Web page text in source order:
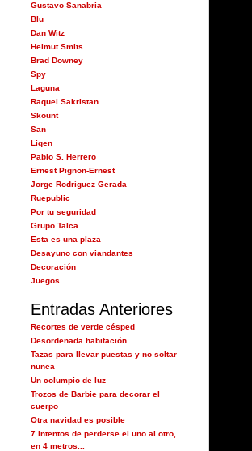
Gustavo Sanabria
Blu
Dan Witz
Helmut Smits
Brad Downey
Spy
Laguna
Raquel Sakristan
Skount
San
Liqen
Pablo S. Herrero
Ernest Pignon-Ernest
Jorge Rodríguez Gerada
Ruepublic
Por tu seguridad
Grupo Talca
Esta es una plaza
Desayuno con viandantes
Decoración
Juegos
Entradas Anteriores
Recortes de verde césped
Desordenada habitación
Tazas para llevar puestas y no soltar
nunca
Un columpio de luz
Trozos de Barbie para decorar el
cuerpo
Otra navidad es posible
7 intentos de perderse el uno al otro,
en 4 metros...